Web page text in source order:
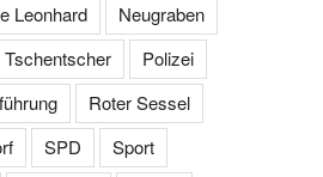
Leonhard
Neugraben
Tschentscher
Polizei
Roter Sessel
SPD
Sport